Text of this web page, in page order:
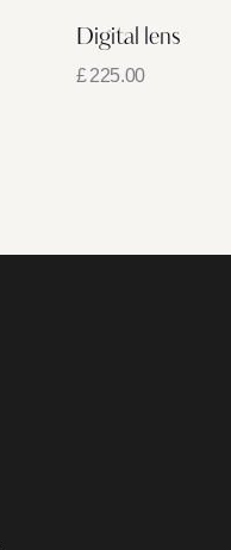
Digital lens
£225.00